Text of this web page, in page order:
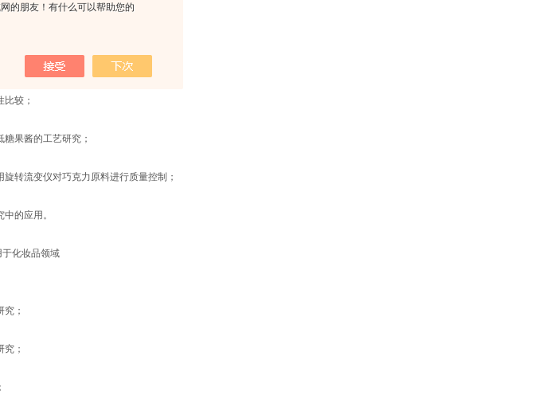
的朋友！有什么可以帮助您的
态及其在有/无剪切力下糊化的研究；
化特性研究；
较；
果酱的工艺研究；
转流变仪对巧克力原料进行质量控制；
的应用。
于化妆品领域
；
；